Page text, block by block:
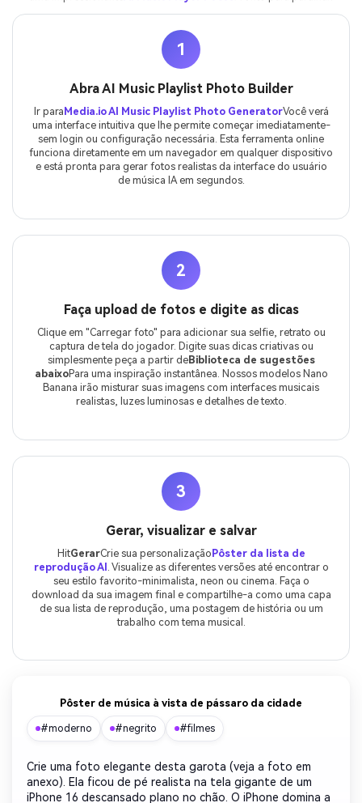
1
Abra AI Music Playlist Photo Builder
Ir para Media.io AI Music Playlist Photo GeneratorVocê verá
uma interface intuitiva que lhe permite começar imediatamente-
sem login ou configuração necessária. Esta ferramenta online
funciona diretamente em um navegador em qualquer dispositivo
e está pronta para gerar fotos realistas da interface do usuário
de música IA em segundos.
2
Faça upload de fotos e digite as dicas
Clique em "Carregar foto" para adicionar sua selfie, retrato ou
captura de tela do jogador. Digite suas dicas criativas ou
simplesmente peça a partir deBiblioteca de sugestões
abaixoPara uma inspiração instantânea. Nossos modelos Nano
Banana irão misturar suas imagens com interfaces musicais
realistas, luzes luminosas e detalhes de texto.
3
Gerar, visualizar e salvar
HitGerarCrie sua personalização Pôster da lista de
reprodução AI . Visualize as diferentes versões até encontrar o
seu estilo favorito-minimalista, neon ou cinema. Faça o
download da sua imagem final e compartilhe-a como uma capa
de sua lista de reprodução, uma postagem de história ou um
trabalho com tema musical.
Pôster de música à vista de pássaro da cidade
#moderno #negrito #filmes
Crie uma foto elegante desta garota (veja a foto em
anexo). Ela ficou de pé realista na tela gigante de um
iPhone 16 descansado plano no chão. O iPhone domina a